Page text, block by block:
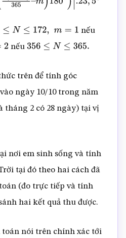
10)365 m)180∘) .23,5∘
≤N ≤ 172,m =1 nếu
nếu 356≤ N ≤365.
trên để tính góc
ngày 10/10 trong năm
tháng 2 có 28 ngày) tại vị
nơi em sinh sống và tính
tại đó theo hai cách đã
(đo trực tiếp và tính
hai kết quả thu được.
nói trên chính xác tới